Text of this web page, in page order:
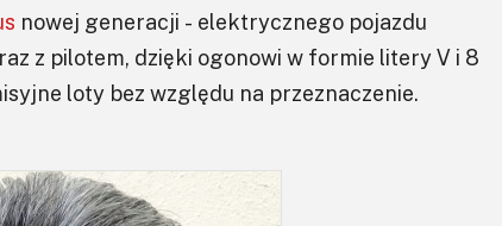
nowej generacji - elektrycznego pojazdu
z pilotem, dzięki ogonowi w formie litery V i 8
loty bez względu na przeznaczenie.